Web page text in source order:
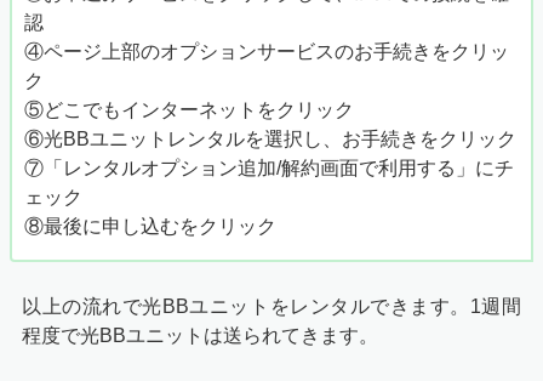
認
④ページ上部のオプションサービスのお手続きをクリッ
ク
⑤どこでもインターネットをクリック
⑥光BBユニットレンタルを選択し、お手続きをクリック
⑦「レンタルオプション追加/解約画面で利用する」にチ
ェック
⑧最後に申し込むをクリック
以上の流れで光BBユニットをレンタルできます。1週間
程度で光BBユニットは送られてきます。